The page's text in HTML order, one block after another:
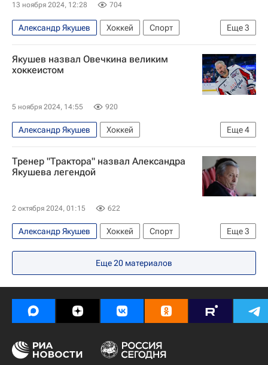
13 ноября 2024, 12:28 704
Еще3
Александр Якушев Хоккей
Спорт
Александр Овечкин
Уэйн Гретцки
Вашингтон Кэпиталз
Якушев назвал Овечкина великим
хоккеистом
5 ноября 2024, 14:55 920
Еще4
Александр Якушев
Хоккей
Вашингтон Кэпиталз
Уэйн Гретцки
Александр Овечкин
Тренер "Трактора" назвал Александра
Якушева легендой
2 октября 2024, 01:15 622
Еще3
Александр Якушев Хоккей
Спорт
Трактор
ХК Спартак (Москва)
Еще20 материалов